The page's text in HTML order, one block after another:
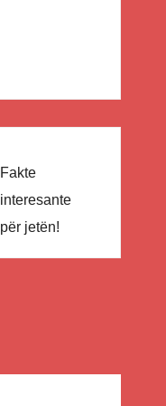
Fakte
interesante
për jetën!